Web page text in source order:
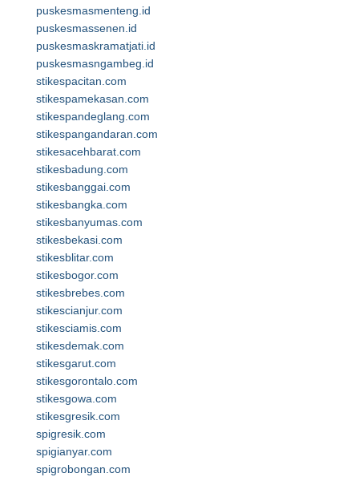
puskesmasmenteng.id
puskesmassenen.id
puskesmaskramatjati.id
puskesmasngambeg.id
stikespacitan.com
stikespamekasan.com
stikespandeglang.com
stikespangandaran.com
stikesacehbarat.com
stikesbadung.com
stikesbanggai.com
stikesbangka.com
stikesbanyumas.com
stikesbekasi.com
stikesblitar.com
stikesbogor.com
stikesbrebes.com
stikescianjur.com
stikesciamis.com
stikesdemak.com
stikesgarut.com
stikesgorontalo.com
stikesgowa.com
stikesgresik.com
spigresik.com
spigianyar.com
spigrobongan.com